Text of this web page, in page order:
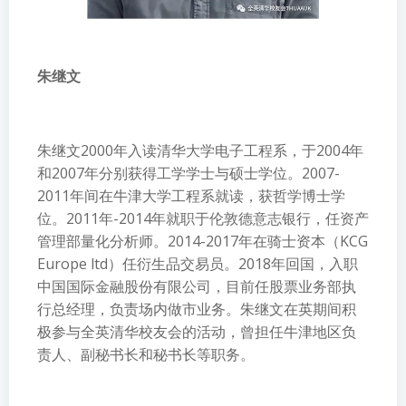
朱继文
朱继文2000年入读清华大学电子工程系，于2004年
和2007年分别获得工学学士与硕士学位。2007-
2011年间在牛津大学工程系就读，获哲学博士学
位。2011年-2014年就职于伦敦德意志银行，任资产
管理部量化分析师。2014-2017年在骑士资本（KCG
Europe ltd）任衍生品交易员。2018年回国，入职
中国国际金融股份有限公司，目前任股票业务部执
行总经理，负责场内做市业务。朱继文在英期间积
极参与全英清华校友会的活动，曾担任牛津地区负
责人、副秘书长和秘书长等职务。